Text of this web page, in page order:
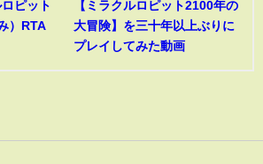
ピット
）RTA
【ミラクルロピット2100年の
大冒険】を三十年以上ぶりに
プレイしてみた動画